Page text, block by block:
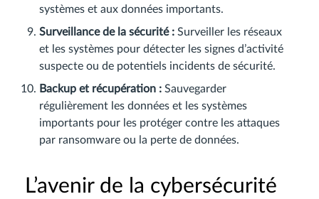
systèmes et aux données importants.
Surveillance de la sécurité : Surveiller les réseaux
et les systèmes pour détecter les signes d’activité
suspecte ou de potentiels incidents de sécurité.
Backup et récupération : Sauvegarder
régulièrement les données et les systèmes
importants pour les protéger contre les attaques
par ransomware ou la perte de données.
L’avenir de la cybersécurité